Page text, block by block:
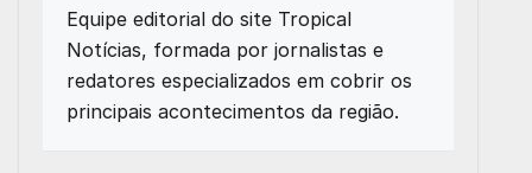
Equipe editorial do site Tropical
Notícias, formada por jornalistas e
redatores especializados em cobrir os
principais acontecimentos da região.